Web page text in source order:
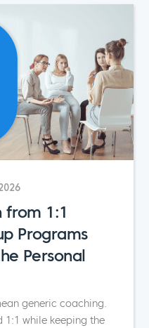
from 1:1
Programs
Personal
generic coaching.
1:1 while keeping the